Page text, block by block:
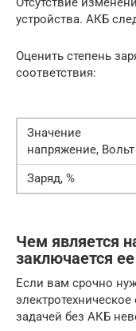
устройства. АКБ
Оценить степень
соответствия:
Значение
напряжение, Вольт
Заряд, %
Чем является
заключается
Если вам срочно
задачей без АКБ